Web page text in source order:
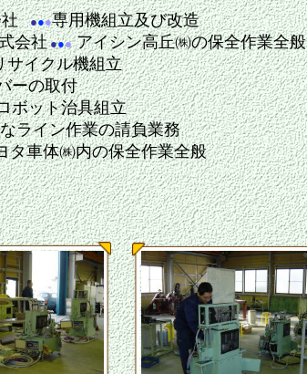
●●●専用機組立及び改造
会社●●●アイシン高丘㈱の保全作業全般
サイクル機組立
ーの取付
ボット治具組立
ライン作業の請負業務
タ車体㈱内の保全作業全般